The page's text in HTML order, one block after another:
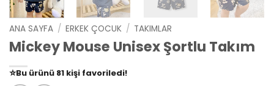
ANA SAYFA / ERKEK ÇOCUK / TAKIMLAR
Mickey Mouse Unisex Şortlu Takım
⭐️Bu ürünü 81 kişi favoriledi!